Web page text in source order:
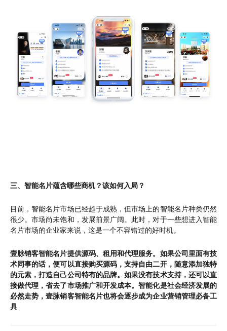
三、智能名片蕴含哪些商机？该如何入局？
目前，智能名片市场已经趋于成熟，但市场上的智能名片种类仍然
很少。市场尚未饱和，发展前景广阔。此时，对于一些想进入智能
名片市场的企业家来说，这是一个不容错过的好时机。
壹脉销客智能名片提供源码、租用和代理服务。如果公司里面有技
术同事的话，便可以直接购买源码，支持自由二开，随意添加独特
的元素，打造自己公司特有的品牌。如果没有技术支持，还可以直
接做代理，省去了市场推广和开发成本。智能化是社会经济发展的
必然走势，壹脉销客智能名片也将会逐步成为企业营销管理必备工
具